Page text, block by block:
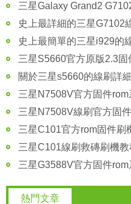
三星Galaxy Grand2
史上最詳細的三星G7102
史上最簡單的三星i929的
三星S5660官方原版2.3固
關於三星s5660的線刷詳
三星N7508V官方固件
三星N7508V線刷官方固
三星C101官方rom固件刷
三星C101線刷救磚刷機
三星G3588V官方固件
熱門文章